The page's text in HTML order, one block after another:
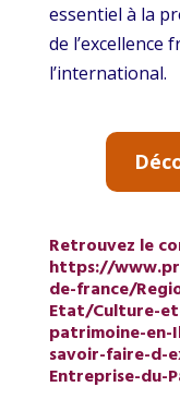
essentiel à la
de l’excellence
l’international.
Retrouvez le
https://
de-france/
Etat/Culture-
patrimoine-en-
savoir-faire-d-
Entreprise-du-